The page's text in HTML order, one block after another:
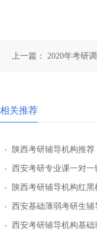
上一篇： 2020年考研
相关推荐
陕西考研辅导机构推
层教学方案
西安考研专业课一对
陕西考研辅导机构红
西安基础薄弱考研生
对比
西安考研辅导机构基